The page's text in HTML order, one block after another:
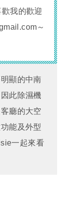
我的歡迎
～
顯的中南
此除濕機
廳的大空
能及外型
一起來看